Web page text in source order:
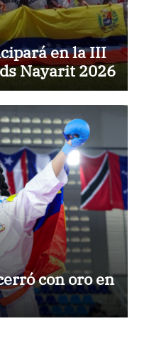
en la III
Nayarit 2026
con oro en